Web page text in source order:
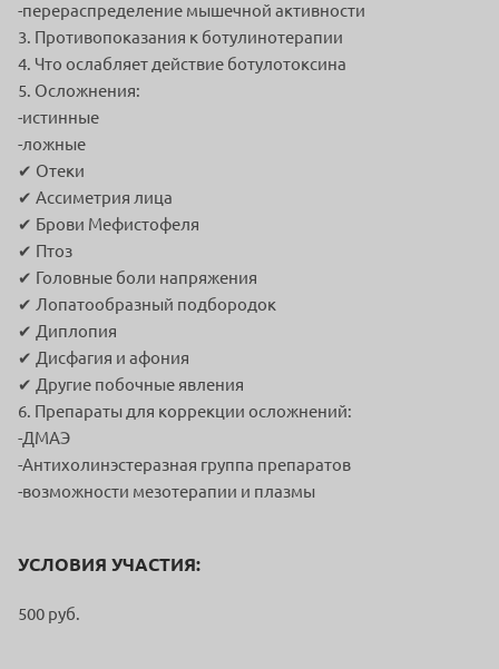
-перераспределение мышечной активности
3. Противопоказания к ботулинотерапии
4. Что ослабляет действие ботулотоксина
5. Осложнения:
-истинные
-ложные
✔ Отеки
✔ Ассиметрия лица
✔ Брови Мефистофеля
✔ Птоз
✔ Головные боли напряжения
✔ Лопатообразный подбородок
✔ Диплопия
✔ Дисфагия и афония
✔ Другие побочные явления
6. Препараты для коррекции осложнений:
-ДМАЭ
-Антихолинэстеразная группа препаратов
-возможности мезотерапии и плазмы
УСЛОВИЯ УЧАСТИЯ:
500 руб.